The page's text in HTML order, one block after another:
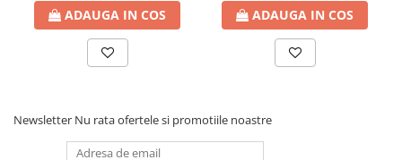
ADAUGA IN COS ADAUGA IN COS
Newsletter Nu rata ofertele si promotiile noastre